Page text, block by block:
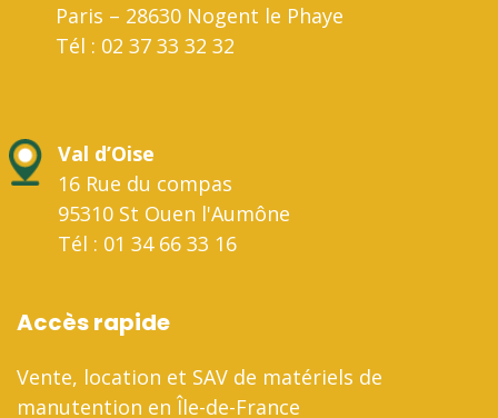
Paris – 28630 Nogent le Phaye
Tél : 02 37 33 32 32
Val d’Oise
16 Rue du compas
95310 St Ouen l'Aumône
Tél : 01 34 66 33 16
Accès rapide
Vente, location et SAV de matériels de
manutention en Île-de-France